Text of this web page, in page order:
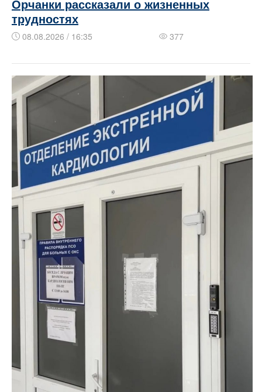
Орчанки рассказали о жизненных
трудностях
08.08.2026 / 16:35 377